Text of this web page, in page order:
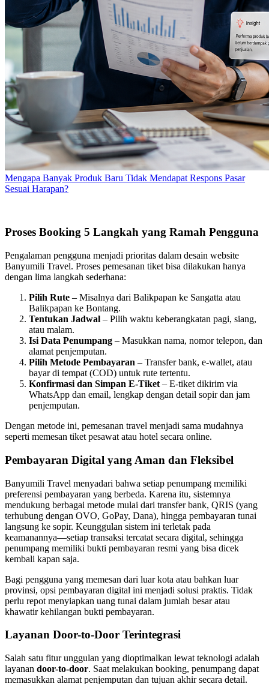
Mengapa Banyak Produk Baru Tidak Mendapat Respons Pasar
Sesuai Harapan?
Proses Booking 5 Langkah yang Ramah Pengguna
Pengalaman pengguna menjadi prioritas dalam desain website
Banyumili Travel. Proses pemesanan tiket bisa dilakukan hanya
dengan lima langkah sederhana:
Pilih Rute – Misalnya dari Balikpapan ke Sangatta atau
Balikpapan ke Bontang.
Tentukan Jadwal – Pilih waktu keberangkatan pagi, siang,
atau malam.
Isi Data Penumpang – Masukkan nama, nomor telepon, dan
alamat penjemputan.
Pilih Metode Pembayaran – Transfer bank, e-wallet, atau
bayar di tempat (COD) untuk rute tertentu.
Konfirmasi dan Simpan E-Tiket – E-tiket dikirim via
WhatsApp dan email, lengkap dengan detail sopir dan jam
penjemputan.
Dengan metode ini, pemesanan travel menjadi sama mudahnya
seperti memesan tiket pesawat atau hotel secara online.
Pembayaran Digital yang Aman dan Fleksibel
Banyumili Travel menyadari bahwa setiap penumpang memiliki
preferensi pembayaran yang berbeda. Karena itu, sistemnya
mendukung berbagai metode mulai dari transfer bank, QRIS (yang
terhubung dengan OVO, GoPay, Dana), hingga pembayaran tunai
langsung ke sopir. Keunggulan sistem ini terletak pada
keamanannya—setiap transaksi tercatat secara digital, sehingga
penumpang memiliki bukti pembayaran resmi yang bisa dicek
kembali kapan saja.
Bagi pengguna yang memesan dari luar kota atau bahkan luar
provinsi, opsi pembayaran digital ini menjadi solusi praktis. Tidak
perlu repot menyiapkan uang tunai dalam jumlah besar atau
khawatir kehilangan bukti pembayaran.
Layanan Door-to-Door Terintegrasi
Salah satu fitur unggulan yang dioptimalkan lewat teknologi adalah
layanan door-to-door. Saat melakukan booking, penumpang dapat
memasukkan alamat penjemputan dan tujuan akhir secara detail.